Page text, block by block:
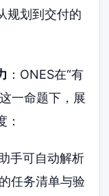
规划到交付的
：ONES在“有
一命题下，展
手可自动解析
任务清单与验